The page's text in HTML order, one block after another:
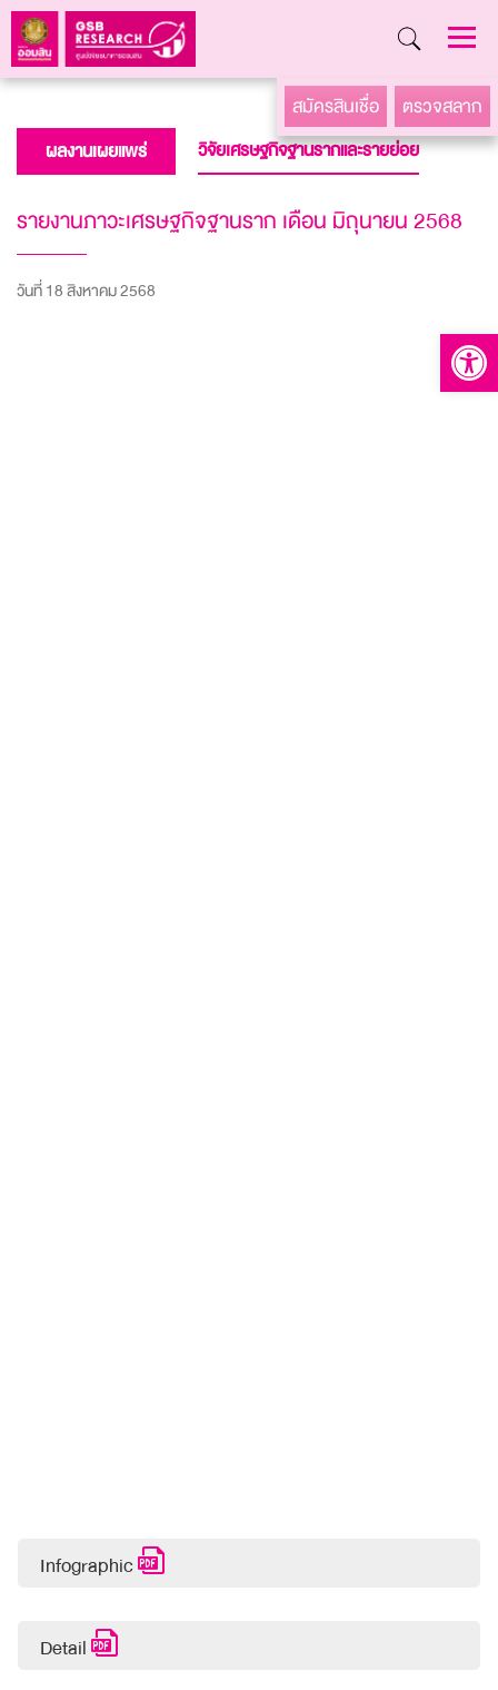
Open
สมัครสินเชื่อ ตรวจสลาก
Skip
ผลงานเผยแพร่ วิจัยเศรษฐกิจฐานรากและรายย่อย
รายงานภาวะเศรษฐกิจฐานราก เดือน มิถุนายน 2568
วันที่ 18 สิงหาคม 2568
Infographic
Detail